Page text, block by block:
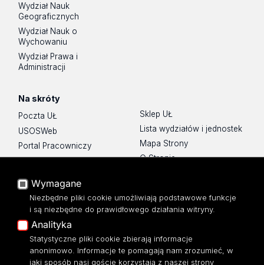
Wydział Nauk
Geograficznych
Wydział Nauk o
Wychowaniu
Wydział Prawa i
Administracji
Na skróty
Poczta UŁ
USOSWeb
Portal Pracowniczy
Baza Aktów Własnych
Moodle
Eksperci UŁ
Polityka Prywatności
Dostępność
Sklep UŁ
Lista wydziałów i jednostek
Mapa Strony
O Stronie
Wymagane
Niezbędne pliki cookie umożliwiają podstawowe funkcje
i są niezbędne do prawidłowego działania witryny.
Analityka
Statystyczne pliki cookie zbierają informacje
anonimowo. Informacje te pomagają nam zrozumieć, w
jaki sposób nasi goście korzystają z naszej strony